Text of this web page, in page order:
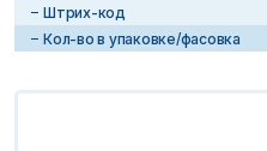
Штрих-код
Кол-во в упаковке/фасовка